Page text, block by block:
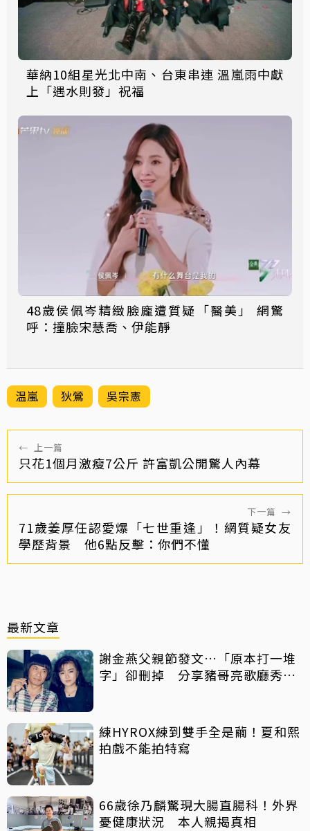
華納10組星光北中南、台東串連 溫嵐雨中獻
上「遇水則發」祝福
48歲侯佩岑精緻臉龐遭質疑「醫美」 網驚
呼：撞臉宋慧喬、伊能靜
温嵐 狄鶯 吳宗憲
← 上一篇
只花1個月激瘦7公斤 許富凱公開驚人內幕
下一篇 →
71歲姜厚任認愛爆「七世重逢」！網質疑女友
學歷背景 他6點反擊：你們不懂
最新文章
謝金燕父親節發文…「原本打一堆
字」卻刪掉 分享豬哥亮歌廳秀歌
練HYROX練到雙手全是繭！夏和熙
拍戲不能拍特寫
66歲徐乃麟驚現大腸直腸科！外界
憂健康狀況 本人親揭真相